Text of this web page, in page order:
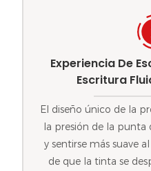
Experiencia De
Escritura
El diseño único de la
la presión de la
y sentirse más suave
de que la tinta se